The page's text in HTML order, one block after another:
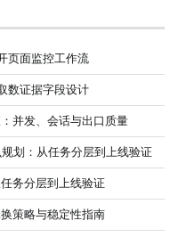
页面监控工作流
数证据字段设计
并发、会话与出口质量
划：从任务分层到上线验证
务分层到上线验证
策略与稳定性指南